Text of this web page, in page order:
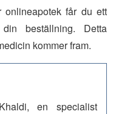
får du ett
beställning. Detta
kommer fram.
en specialist